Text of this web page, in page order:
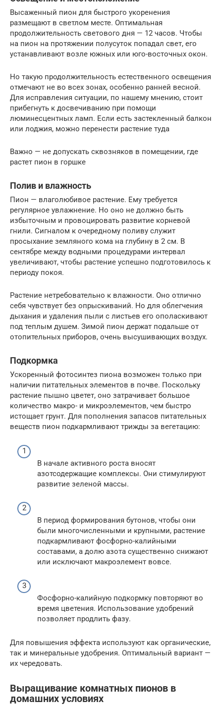
Высаженный пион для быстрого укоренения
размещают в светлом месте. Оптимальная
продолжительность светового дня — 12 часов. Чтобы
на пион на протяжении полусуток попадал свет, его
устанавливают возле южных или юго-восточных окон.
Но такую продолжительность естественного освещения
отмечают не во всех зонах, особенно ранней весной.
Для исправления ситуации, по нашему мнению, стоит
прибегнуть к досвечиванию при помощи
люминесцентных ламп. Если есть застекленный балкон
или лоджия, можно перенести растение туда
Важно — не допускать сквозняков в помещении, где
растет пион в горшке
Полив и влажность
Пион — влаголюбивое растение. Ему требуется
регулярное увлажнение. Но оно не должно быть
избыточным и провоцировать развитие корневой
гнили. Сигналом к очередному поливу служит
просыхание земляного кома на глубину в 2 см. В
сентябре между водными процедурами интервал
увеличивают, чтобы растение успешно подготовилось к
периоду покоя.
Растение нетребовательно к влажности. Оно отлично
себя чувствует без опрыскиваний. Но для облегчения
дыхания и удаления пыли с листьев его ополаскивают
под теплым душем. Зимой пион держат подальше от
отопительных приборов, очень высушивающих воздух.
Подкормка
Ускоренный фотосинтез пиона возможен только при
наличии питательных элементов в почве. Поскольку
растение пышно цветет, оно затрачивает большое
количество макро- и микроэлементов, чем быстро
истощает грунт. Для пополнения запасов питательных
веществ пион подкармливают трижды за вегетацию:
В начале активного роста вносят
азотсодержащие комплексы. Они стимулируют
развитие зеленой массы.
В период формирования бутонов, чтобы они
были многочисленными и крупными, растение
подкармливают фосфорно-калийными
составами, а долю азота существенно снижают
или исключают макроэлемент вовсе.
Фосфорно-калийную подкормку повторяют во
время цветения. Использование удобрений
позволяет продлить фазу.
Для повышения эффекта используют как органические,
так и минеральные удобрения. Оптимальный вариант —
их чередовать.
Выращивание комнатных пионов в
домашних условиях